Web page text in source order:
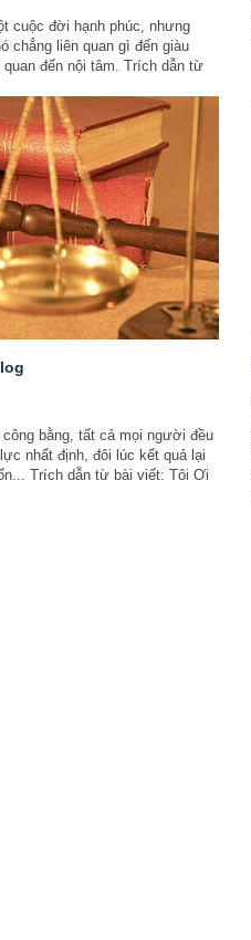
cuộc đời hạnh phúc, nhưng
chẳng liên quan gì đến giàu
đến nội tâm. Trích dẫn từ
bằng, tất cả mọi người đều
nhất định, đôi lúc kết quả lại
Trích dẫn từ bài viết: Tôi Ơi